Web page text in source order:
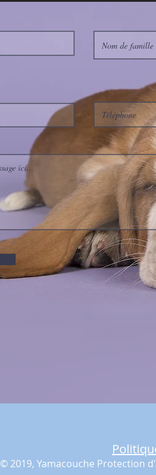
© 2019, Yamacouche Protection